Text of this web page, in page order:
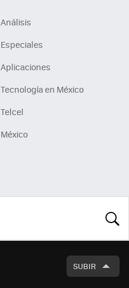
Análisis
Especiales
Aplicaciones
Tecnología en México
Telcel
México
SUBIR